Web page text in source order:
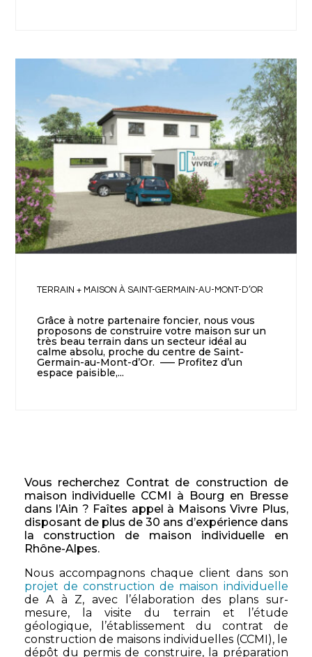
TERRAIN + MAISON À SAINT-GERMAIN-AU-MONT-D’OR
Grâce à notre partenaire foncier, nous vous
proposons de construire votre maison sur un
très beau terrain dans un secteur idéal au
calme absolu, proche du centre de Saint-
Germain-au-Mont-d’Or. —– Profitez d’un
espace paisible,...
Vous recherchez Contrat de construction de
maison individuelle CCMI à Bourg en Bresse
dans l’Ain ? Faîtes appel à Maisons Vivre Plus,
disposant de plus de 30 ans d’expérience dans
la construction de maison individuelle en
Rhône-Alpes.
Nous accompagnons chaque client dans son
projet de construction de maison individuelle
de A à Z, avec l’élaboration des plans sur-
mesure, la visite du terrain et l’étude
géologique, l’établissement du contrat de
construction de maisons individuelles (CCMI), le
dépôt du permis de construire, la préparation